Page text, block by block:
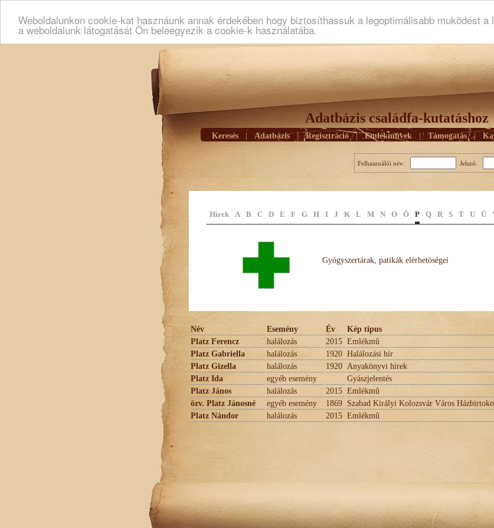
Weboldalunkon cookie-kat hasznáunk annak érdekében hogy biztosíthassuk a legoptimálisabb muködést
a weboldalunk látogatását Ön beleegyezik a cookie-k használatába.
Adatbázis családfa-kutatáshoz
Keresés Adatbázis | Regisztráció | Emlékmûvek | Támogatás |
Felhasználói név: Jelszó:
Hírek A B C D E F G H I J K L M N O Ö P Q R S T U Ü
Gyógyszertárak, patikák elérhetöségei
Név Esemény Év
Kép tipus
Platz Ferencz
halálozás 2015 Emlékmû
Platz Gabriella
halálozás 1920 Halálozási hír
Platz Gizella
halálozás 1920 Anyakönyvi hírek
Platz Ida
egyéb esemény
Gyászjelentés
Platz János
halálozás 2015 Emlékmû
özv. Platz Jánosné
egyéb esemény 1869 Szabad Királyi Kolozsvár Város
Platz Nándor
halálozás 2015 Emlékmû